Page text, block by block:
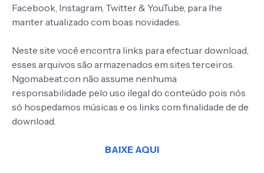
Facebook, Instagram, Twitter & YouTube, para lhe
manter atualizado com boas novidades.
Neste site você encontra links para efectuar download,
esses arquivos são armazenados em sites terceiros.
Ngomabeat.con não assume nenhuma
responsabilidade pelo uso ilegal do conteúdo pois nós
só hospedamos músicas e os links com finalidade de de
download.
BAIXE AQUI